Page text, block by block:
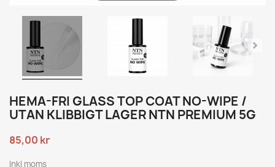
HEMA-FRI GLASS TOP COAT NO-WIPE /
UTAN KLIBBIGT LAGER NTN PREMIUM 5G
85,00 kr
Inkl moms